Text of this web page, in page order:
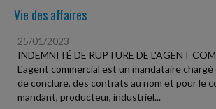
Vie des affaires
25/01/2023
INDEMNITÉ DE RUPTURE DE L'AGENT
L'agent commercial est un mandataire
de conclure, des contrats au nom et pour le
mandant, producteur, industriel...